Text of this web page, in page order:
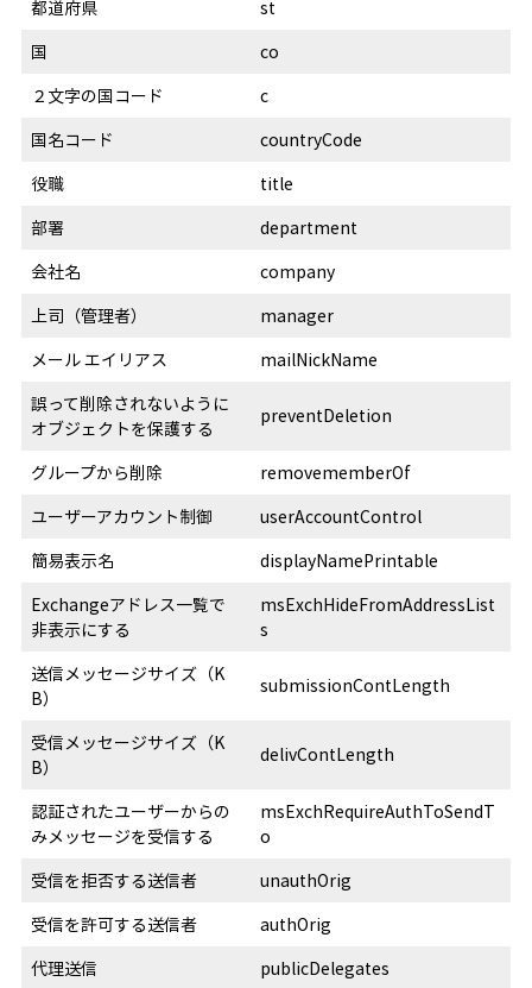
都道府県
st
国
co
２文字の国コード
c
国名コード
countryCode
役職
title
部署
department
会社名
company
上司（管理者）
manager
メール エイリアス
mailNickName
誤って削除されないように
オブジェクトを保護する
preventDeletion
グループから削除
removememberOf
ユーザーアカウント制御
userAccountControl
簡易表示名
displayNamePrintable
Exchangeアドレス一覧で
非表示にする
msExchHideFromAddressList
s
送信メッセージサイズ（K
B）
submissionContLength
受信メッセージサイズ（K
B）
delivContLength
認証されたユーザーからの
みメッセージを受信する
msExchRequireAuthToSendT
o
受信を拒否する送信者
unauthOrig
受信を許可する送信者
authOrig
代理送信
publicDelegates